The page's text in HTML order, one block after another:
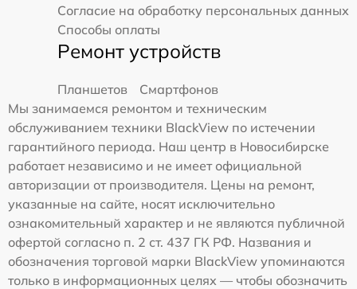
Согласие на обработку персональных данных
Способы оплаты
Ремонт устройств
Планшетов
Смартфонов
Мы занимаемся ремонтом и техническим
обслуживанием техники BlackView по истечении
гарантийного периода. Наш центр в Новосибирске
работает независимо и не имеет официальной
авторизации от производителя. Цены на ремонт,
указанные на сайте, носят исключительно
ознакомительный характер и не являются публичной
офертой согласно п. 2 ст. 437 ГК РФ. Названия и
обозначения торговой марки BlackView упоминаются
только в информационных целях — чтобы обозначить